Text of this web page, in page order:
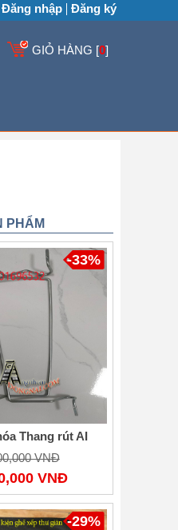
Đăng nhập Đăng ký
GIỎ HÀNG [0]
PHẨM
Thang rút AI
VNĐ
VNĐ
-33%
-29%